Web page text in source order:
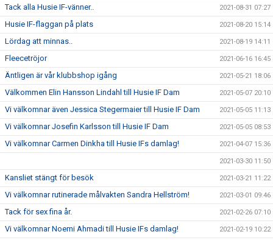
Tack alla Husie IF-vänner.. 2021-08-31 07:27
Husie IF-flaggan på plats 2021-08-20 15:14
Lördag att minnas.. 2021-08-19 14:11
Fleecetröjor 2021-06-16 16:45
Äntligen är vår klubbshop igång 2021-05-21 18:06
Välkommen Elin Hansson Lindahl till Husie IF Dam 2021-05-07 20:10
Vi välkomnar även Jessica Stegermaier till Husie IF Dam 2021-05-05 11:13
Vi välkomnar Josefin Karlsson till Husie IF Dam 2021-05-05 08:53
Vi välkomnar Carmen Dinkha till Husie IFs damlag! 2021-04-07 15:36
2021-03-30 11:50
Kansliet stängt för besök 2021-03-21 11:22
Vi välkomnar rutinerade målvakten Sandra Hellström! 2021-03-01 09:46
Tack för sex fina år. 2021-02-26 07:10
Vi välkomnar Noemi Ahmadi till Husie IFs damlag! 2021-02-19 10:22